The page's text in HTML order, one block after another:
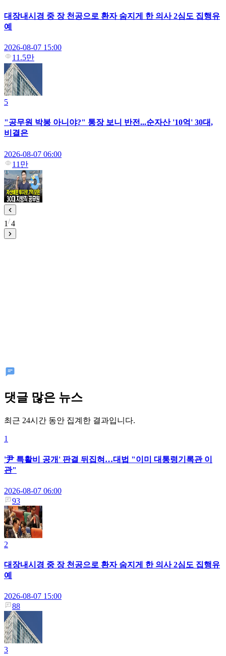
대장내시경 중 장 천공으로 환자 숨지게 한 의사 2심도 집행유
예
2026-08-07 15:00
11.5만
5
"공무원 박봉 아니야?" 통장 보니 반전...순자산 '10억' 30대,
비결은
2026-08-07 06:00
11만
1 4
댓글 많은 뉴스
최근 24시간 동안 집계한 결과입니다.
1
'尹 특활비 공개' 판결 뒤집혀…대법 "이미 대통령기록관 이
관"
2026-08-07 06:00
93
2
대장내시경 중 장 천공으로 환자 숨지게 한 의사 2심도 집행유
예
2026-08-07 15:00
88
3